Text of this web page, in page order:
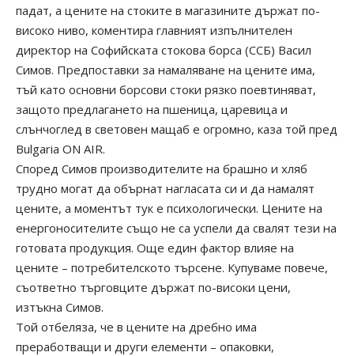
падат, а цените на стоките в магазините държат по-
високо ниво, коментира главният изпълнителен
директор на Софийската стокова борса (ССБ) Васил
Симов. Предпоставки за намаляване на цените има,
тъй като основни борсови стоки рязко поевтиняват,
защото предлагането на пшеница, царевица и
слънчоглед в световен мащаб е огромно, каза той пред
Bulgaria ON AIR.
Според Симов производителите на брашно и хляб
трудно могат да обърнат нагласата си и да намалят
цените, а моментът тук е психологически. Цените на
енергоносителите също не са успели да свалят тези на
готовата продукция. Още един фактор влияе на
цените – потребителското търсене. Купуваме повече,
съответно търговците държат по-високи цени,
изтъкна Симов.
Той отбеляза, че в цените на дребно има
преработващи и други елементи – опаковки,